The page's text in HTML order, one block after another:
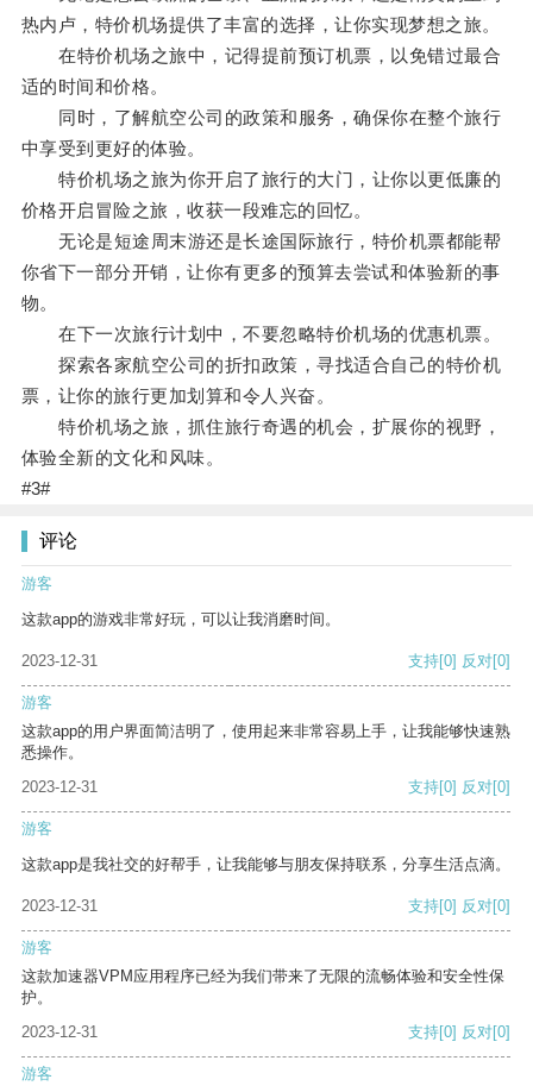
热内卢，特价机场提供了丰富的选择，让你实现梦想之旅。
在特价机场之旅中，记得提前预订机票，以免错过最合
适的时间和价格。
同时，了解航空公司的政策和服务，确保你在整个旅行
中享受到更好的体验。
特价机场之旅为你开启了旅行的大门，让你以更低廉的
价格开启冒险之旅，收获一段难忘的回忆。
无论是短途周末游还是长途国际旅行，特价机票都能帮
你省下一部分开销，让你有更多的预算去尝试和体验新的事
物。
在下一次旅行计划中，不要忽略特价机场的优惠机票。
探索各家航空公司的折扣政策，寻找适合自己的特价机
票，让你的旅行更加划算和令人兴奋。
特价机场之旅，抓住旅行奇遇的机会，扩展你的视野，
体验全新的文化和风味。
#3#
评论
游客
这款app的游戏非常好玩，可以让我消磨时间。
2023-12-31 支持[0] 反对[0]
游客
这款app的用户界面简洁明了，使用起来非常容易上手，让我能够快速熟
悉操作。
2023-12-31
支持[0] 反对[0]
游客
这款app是我社交的好帮手，让我能够与朋友保持联系，分享生活点滴。
2023-12-31 支持[0] 反对[0]
游客
这款加速器VPM应用程序已经为我们带来了无限的流畅体验和安全性保
护。
2023-12-31
支持[0] 反对[0]
游客